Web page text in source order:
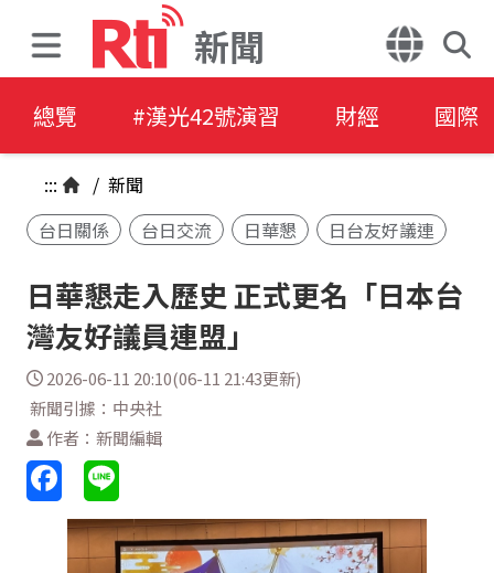
新聞
總覽 #漢光42號演習 財經 國際
::: / 新聞
台日關係
台日交流 日華懇 日台友好議連
日華懇走入歷史 正式更名「日本台
灣友好議員連盟」
2026-06-11 20:10(06-11 21:43更新)
新聞引據：中央社
作者：新聞編輯